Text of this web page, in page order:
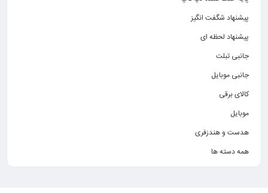
پیشنهاد شگفت انگیز
پیشنهاد لحظه ای
جانبی تبلت
جانبی موبایل
کالای برقی
موبایل
هدست و هندزفری
همه دسته ها